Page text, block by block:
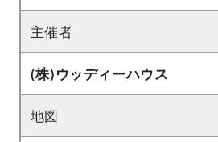
主催者
(株)ウッディーハウス
地図